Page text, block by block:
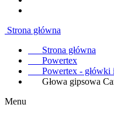
Strona główna
Strona główna
Powertex
Powertex - główki
Głowa gipsowa
Menu